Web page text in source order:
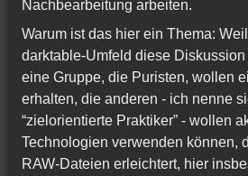
Nachbearbeitung arbeiten.
Warum ist das hier ein Thema:
darktable-Umfeld diese
eine Gruppe, die Puristen, wollen
erhalten, die anderen - ich nenne
“zielorientierte Praktiker” - wollen
Technologien verwenden können,
RAW-Dateien erleichtert, hier